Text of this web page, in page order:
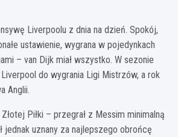
Liverpoolu z dnia na dzień. Spokój,
ustawienie, wygrana w pojedynkach
– van Dijk miał wszystko. W sezonie
do wygrania Ligi Mistrzów, a rok
Anglii.
Piłki – przegrał z Messim minimalną
jednak uznany za najlepszego obrońcę